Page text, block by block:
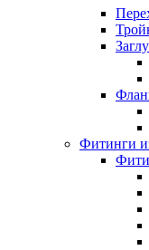
Фитинги